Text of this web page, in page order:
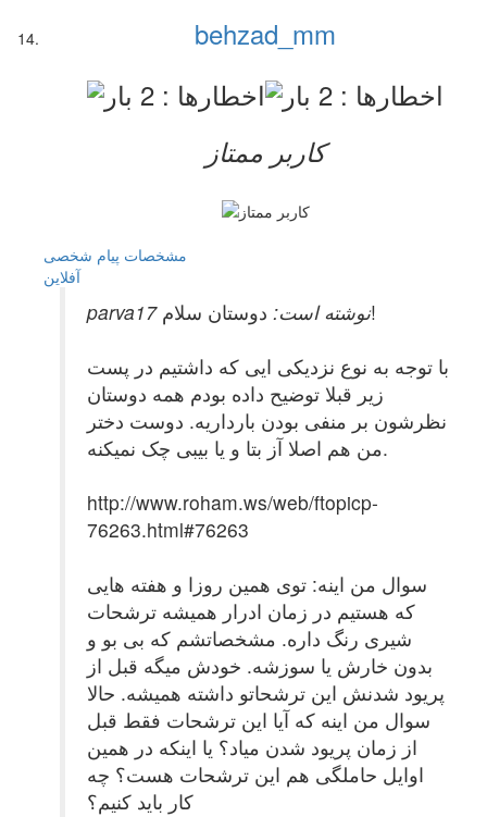
behzad_mm
کاربر ممتاز
مشخصات پیام شخصی
آفلاين
parva17 نوشته است:دوستان سلام!
با توجه به نوع نزدیکی ایی که داشتیم در پست
زیر قبلا توضیح داده بودم همه دوستان
نظرشون بر منفی بودن بارداریه. دوست دختر
من هم اصلا آز بتا و یا بیبی چک نمیکنه.
http://www.roham.ws/web/ftopicp-
76263.html#76263
سوال من اینه: توی همین روزا و هفته هایی
که هستیم در زمان ادرار همیشه ترشحات
شیری رنگ داره. مشخصاتشم که بی بو و
بدون خارش یا سوزشه. خودش میگه قبل از
پریود شدنش این ترشحاتو داشته همیشه. حالا
سوال من اینه که آیا این ترشحات فقط قبل
از زمان پریود شدن میاد؟ یا اینکه در همین
اوایل حاملگی هم این ترشحات هست؟ چه
کار باید کنیم؟